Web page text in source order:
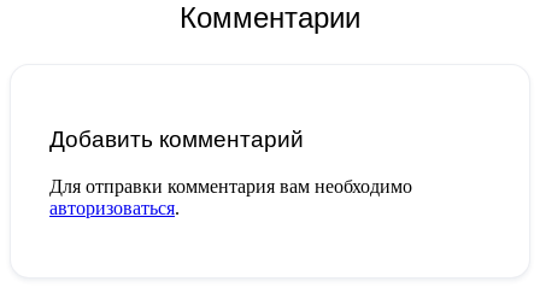
Комментарии
Добавить комментарий
Для отправки комментария вам необходимо
авторизоваться.